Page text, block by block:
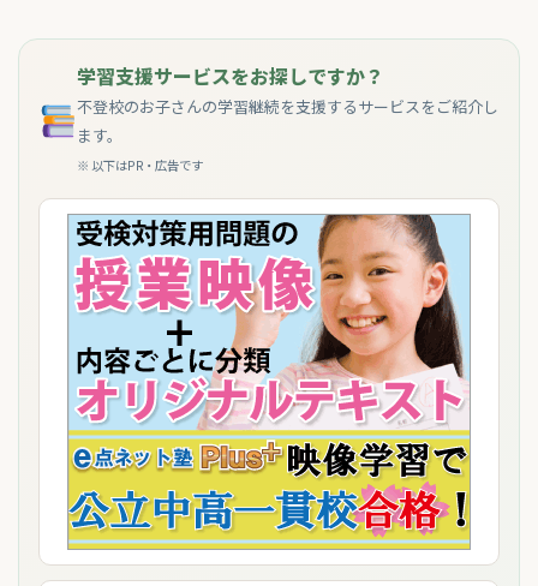
学習支援サービスをお探しですか？
不登校のお子さんの学習継続を支援するサービスをご紹介し
ます。
※ 以下はPR・広告です